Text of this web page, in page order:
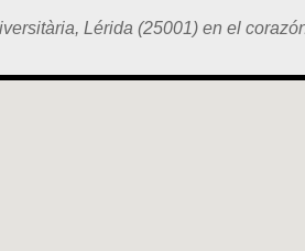
Lérida (25001) en el